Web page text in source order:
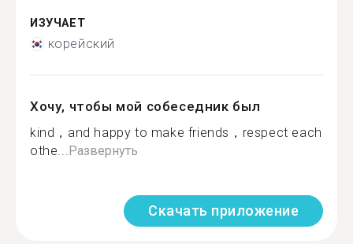
ИЗУЧАЕТ
корейский
Хочу, чтобы мой собеседник был
kind，and happy to make friends，respect each
othe...Развернуть
Скачать приложение